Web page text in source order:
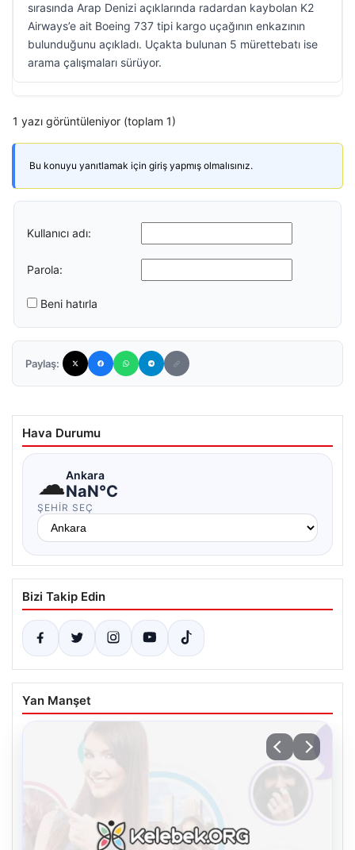
sırasında Arap Denizi açıklarında radardan kaybolan K2
Airways’e ait Boeing 737 tipi kargo uçağının enkazının
bulunduğunu açıkladı. Uçakta bulunan 5 mürettebatı ise
arama çalışmaları sürüyor.
1 yazı görüntüleniyor (toplam 1)
Bu konuyu yanıtlamak için giriş yapmış olmalısınız.
Kullanıcı adı:
Parola:
Beni hatırla
Paylaş:
Hava Durumu
☁Ankara
NaN°C
ŞEHIR SEÇ
Bizi Takip Edin
Yan Manşet